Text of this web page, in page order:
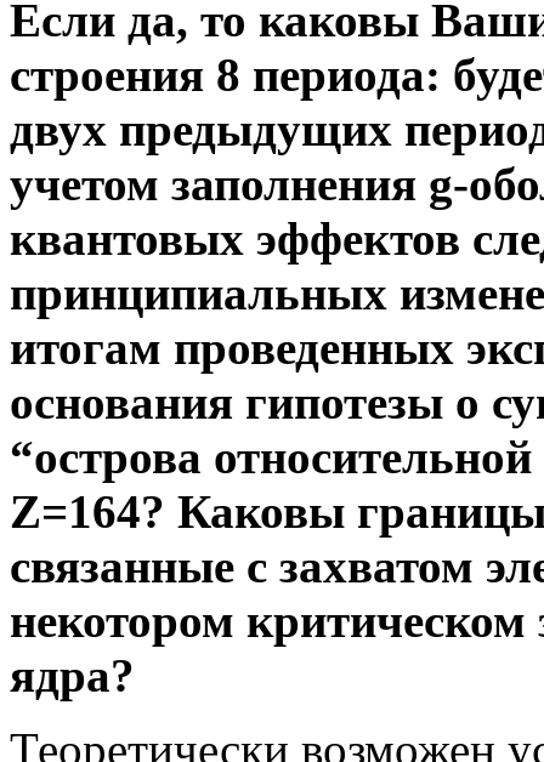
Если да, то каковы
строения 8 периода:
двух предыдущих
учетом заполнения g-
квантовых эффектов
принципиальных
итогам проведенных
основания гипотезы о
“острова
Z=164? Каковы
связанные с захватом
некотором
ядра?
Теоретически возможен